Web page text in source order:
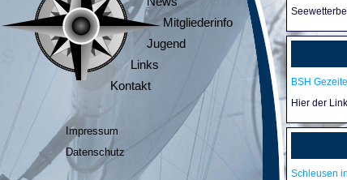
Mitgliederinfo
Jugend
Links
Kontakt
Impressum
Datenschutz
BSH
Hier der
Schleusen